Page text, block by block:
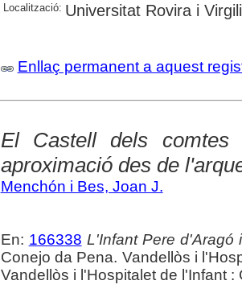
Localització: Universitat Rovira i Virgili
Enllaç permanent a aquest
El Castell dels
aproximació des de
Menchón i Bes, Joan J.
En: 166338 L'Infant Pere d'Aragó
Conejo da Pena. Vandellòs i
Vandellòs i l'Hospitalet de l'Infant :